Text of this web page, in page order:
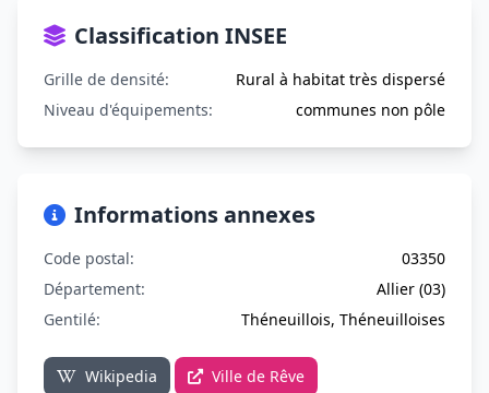
Classification INSEE
Grille de densité:
Rural à habitat très dispersé
Niveau d'équipements:
communes non pôle
Informations annexes
Code postal:
03350
Département:
Allier (03)
Gentilé:
Théneuillois, Théneuilloises
Wikipedia Ville de Rêve